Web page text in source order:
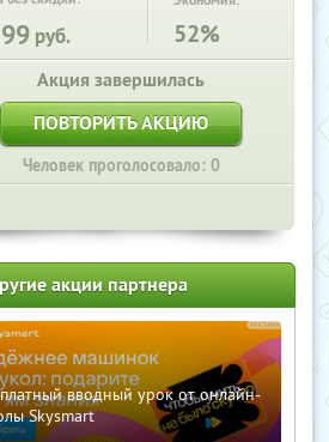
руб. 52%
Акция завершилась
ПОВТОРИТЬ АКЦИЮ
Человек проголосовало: 0
акции партнера
вводный урок от онлайн-
Skysmart